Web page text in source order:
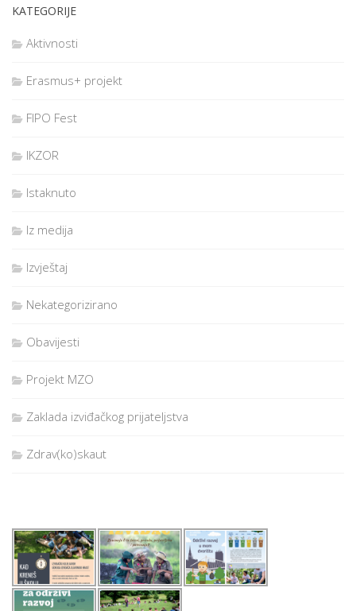
KATEGORIJE
Aktivnosti
Erasmus+ projekt
FIPO Fest
IKZOR
Istaknuto
Iz medija
Izvještaj
Nekategorizirano
Obavijesti
Projekt MZO
Zaklada izviđačkog prijateljstva
Zdrav(ko)skaut